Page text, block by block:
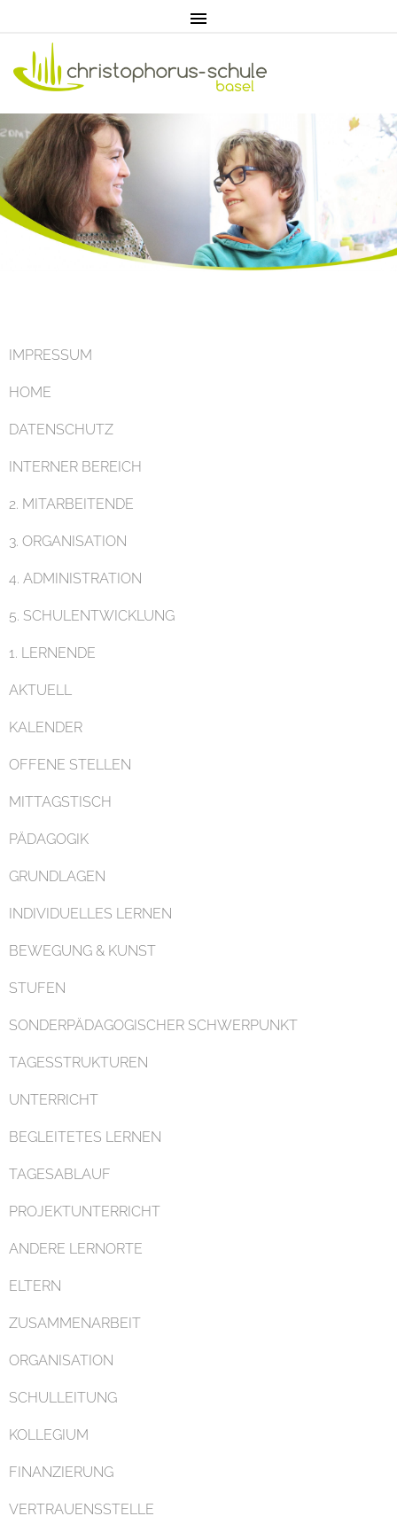
Home
Unterricht
Organisation
IMPRESSUM
HOME
DATENSCHUTZ
INTERNER BEREICH
2. MITARBEITENDE
3. ORGANISATION
4. ADMINISTRATION
5. SCHULENTWICKLUNG
1. LERNENDE
AKTUELL
KALENDER
OFFENE STELLEN
MITTAGSTISCH
PÄDAGOGIK
GRUNDLAGEN
INDIVIDUELLES LERNEN
BEWEGUNG & KUNST
STUFEN
SONDERPÄDAGOGISCHER SCHWERPUNKT
TAGESSTRUKTUREN
UNTERRICHT
BEGLEITETES LERNEN
TAGESABLAUF
PROJEKTUNTERRICHT
ANDERE LERNORTE
ELTERN
ZUSAMMENARBEIT
ORGANISATION
SCHULLEITUNG
KOLLEGIUM
FINANZIERUNG
VERTRAUENSSTELLE